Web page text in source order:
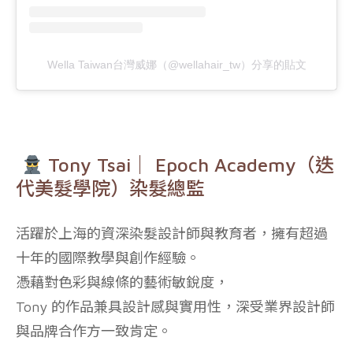
Wella Taiwan台灣威娜（@wellahair_tw）分享的貼文
Tony Tsai｜ Epoch Academy（迭
代美髮學院）染髮總監
活躍於上海的資深染髮設計師與教育者，擁有超過
十年的國際教學與創作經驗。
憑藉對色彩與線條的藝術敏銳度，
Tony 的作品兼具設計感與實用性，深受業界設計師
與品牌合作方一致肯定。